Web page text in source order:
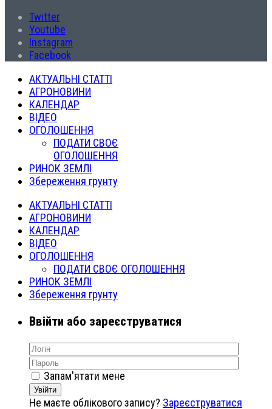
Twitter
Youtube
Instagram
Facebook
АКТУАЛЬНІ СТАТТІ
АГРОНОВИНИ
КАЛЕНДАР
ВІДЕО
ОГОЛОШЕННЯ
ПОДАТИ СВОЄ
ОГОЛОШЕННЯ
РИНОК ЗЕМЛІ
Збереження грунту
АКТУАЛЬНІ СТАТТІ
АГРОНОВИНИ
КАЛЕНДАР
ВІДЕО
ОГОЛОШЕННЯ
ПОДАТИ СВОЄ ОГОЛОШЕННЯ
РИНОК ЗЕМЛІ
Збереження грунту
Ввійти або зареєструватися
Запам'ятати мене
Увійти
Не маєте облікового запису? Зареєструватися